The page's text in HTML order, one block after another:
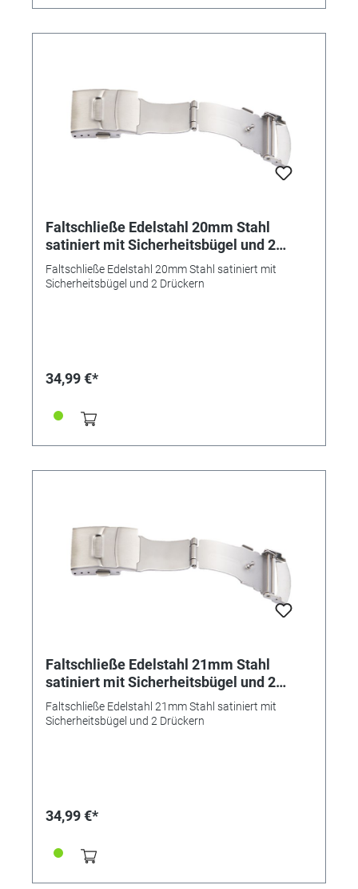
Faltschließe Edelstahl 20mm Stahl
satiniert mit Sicherheitsbügel und 2
Drückern
Faltschließe Edelstahl 20mm Stahl satiniert mit
Sicherheitsbügel und 2 Drückern
34,99 €*
Faltschließe Edelstahl 21mm Stahl
satiniert mit Sicherheitsbügel und 2
Drückern
Faltschließe Edelstahl 21mm Stahl satiniert mit
Sicherheitsbügel und 2 Drückern
34,99 €*